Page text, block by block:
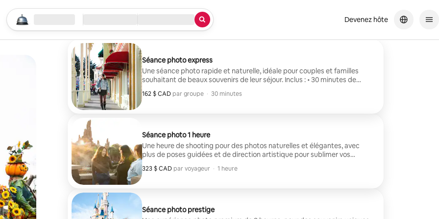
Commencer votre recherche
Emplacement Arrivée / Départ Quoi? Devenez hôte
Séance photo express
Une séance photo rapide et naturelle, idéale pour couples et familles
souhaitant de beaux souvenirs de leur séjour. Inclus : • 30 minutes de
shooting • 10 photos retouchées HD • Livraison le jour même Autour de
Val d’Europe (Serris, lac, Disney Village)
162 $ CAD par groupe
162 $ CAD par groupe
, · 30 minutes
Séance photo 1 heure
Une heure de shooting pour des photos naturelles et élégantes, avec
plus de poses guidées et de direction artistique pour sublimer vos
moments en couple, entre amis ou en famille. Inclus : • 1 heure de
shooting • 20 photos retouchées en haute qualité • Livraison le jour même
323 $ CAD par voyageur
323 $ CAD par voyageur
, · 1 heure
Séance photo prestige